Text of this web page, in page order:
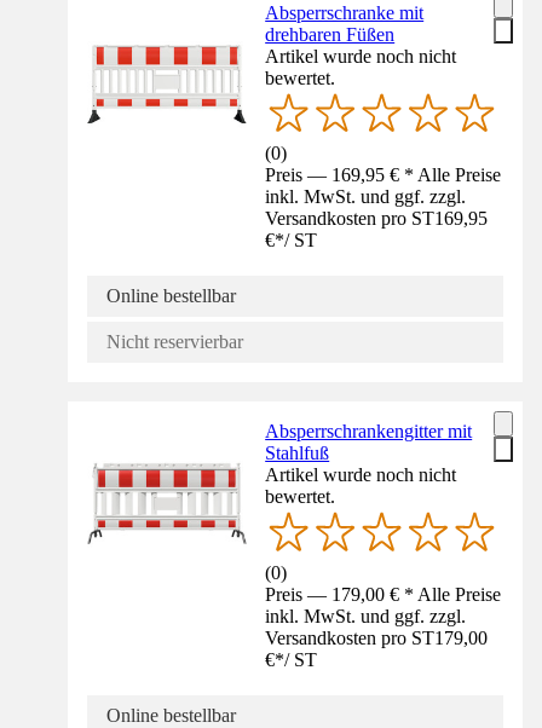
Absperrschranke mit
drehbaren Füßen
Artikel wurde noch nicht
bewertet.
(0)
Preis — 169,95 € * Alle Preise
inkl. MwSt. und ggf. zzgl.
Versandkosten pro ST169,95
€*/ ST
Online bestellbar
Nicht reservierbar
Absperrschrankengitter mit
Stahlfuß
Artikel wurde noch nicht
bewertet.
(0)
Preis — 179,00 € * Alle Preise
inkl. MwSt. und ggf. zzgl.
Versandkosten pro ST179,00
€*/ ST
Online bestellbar